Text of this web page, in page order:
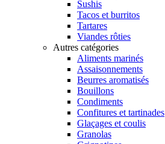
Sushis
Tacos et burritos
Tartares
Viandes rôties
Autres catégories
Aliments marinés
Assaisonnements
Beurres aromatisés
Bouillons
Condiments
Confitures et tartinades
Glaçages et coulis
Granolas